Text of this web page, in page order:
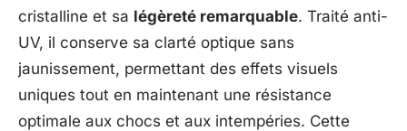
cristalline et sa légèreté remarquable. Traité anti-
UV, il conserve sa clarté optique sans
jaunissement, permettant des effets visuels
uniques tout en maintenant une résistance
optimale aux chocs et aux intempéries. Cette